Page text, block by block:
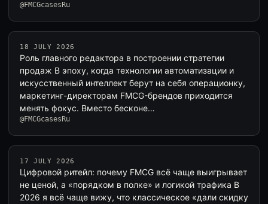
@FMCGcasesRu
18 JULY 2026
Роль главного редактора в построении стратегии
продаж В эпоху, когда технологии автоматизации и
искусственный интеллект берут на себя операционку,
маркетинг-директорам FMCG-брендов приходится
менять фокус. Вместо бесконе…
@FMCGcasesRu
17 JULY 2026
Цифровой ритейл: почему FMCG всё чаще выигрывает
не ценой, а «порядком в полке» и логикой трафика В
2026 я всё чаще вижу, что классическое «дали скидку